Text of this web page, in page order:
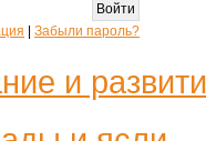
Забыли пароль?
и